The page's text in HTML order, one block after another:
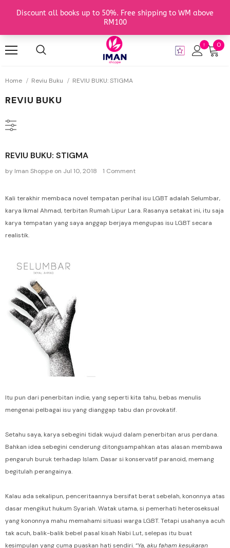
0
Home Reviu Buku REVIU BUKU: STIGMA
REVIU BUKU
REVIU BUKU: STIGMA
by Iman Shoppe on Jul 10, 2018 1 Comment
Kali terakhir membaca novel tempatan perihal isu LGBT adalah Selumbar,
karya Ikmal Ahmad, terbitan Rumah Lipur Lara. Rasanya setakat ini, itu saja
karya tempatan yang saya anggap berjaya mengupas isu LGBT secara
realistik.
Itu pun dari penerbitan indie, yang seperti kita tahu, bebas menulis
mengenai pelbagai isu yang dianggap tabu dan provokatif.
Setahu saya, karya sebegini tidak wujud dalam penerbitan arus perdana.
Bahkan idea sebegini cenderung ditongsampahkan atas alasan membawa
pengaruh buruk terhadap Islam. Dasar si konservatif paranoid, memang
begitulah perangainya.
Kalau ada sekalipun, penceritaannya bersifat berat sebelah, kononnya atas
dasar mengikut hukum Syariah. Watak utama, si pemerhati heteroseksual
yang kononnya mahu memahami situasi warga LGBT. Tetapi usahanya acuh
tak acuh, balik-balik bebel pasal kisah Nabi Lut, selepas itu buat
kesimpulan yang cuma puaskan hati sendiri. “Ya, aku faham kesukaran